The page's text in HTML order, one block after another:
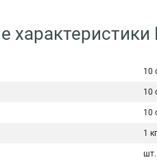
10
10
10
1 кг
шт.